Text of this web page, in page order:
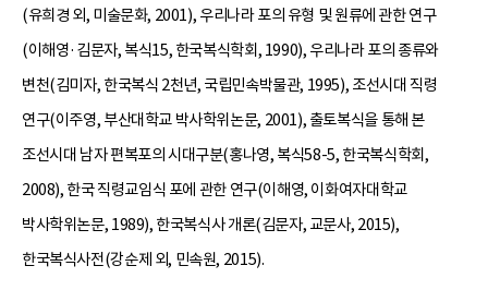
(유희경 외, 미술문화, 2001), 우리나라 포의 유형 및 원류에 관한 연구
(이해영·김문자, 복식15, 한국복식학회, 1990), 우리나라 포의 종류와
변천(김미자, 한국복식 2천년, 국립민속박물관, 1995), 조선시대 직령
연구(이주영, 부산대학교 박사학위논문, 2001), 출토복식을 통해 본
조선시대 남자 편복포의 시대구분(홍나영, 복식58-5, 한국복식학회,
2008), 한국 직령교임식 포에 관한 연구(이해영, 이화여자대학교
박사학위논문, 1989), 한국복식사 개론(김문자, 교문사, 2015),
한국복식사전(강순제 외, 민속원, 2015).